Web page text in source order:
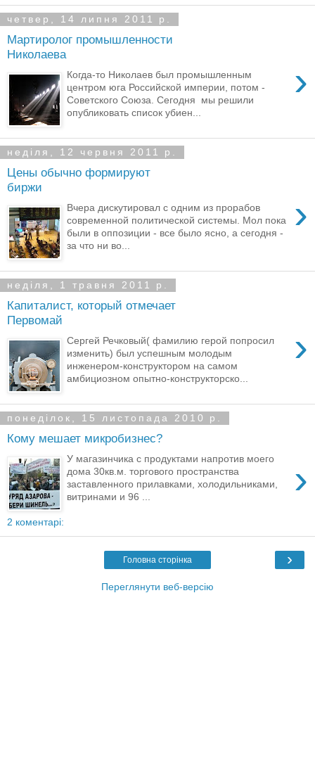
четвер, 14 липня 2011 р.
Мартиролог промышленности
Николаева
›
Когда-то Николаев был промышленным
центром юга Российской империи, потом -
Советского Союза. Сегодня мы решили
опубликовать список убиен...
неділя, 12 червня 2011 р.
Цены обычно формируют
биржи
›
Вчера дискутировал с одним из прорабов
современной политической системы. Мол пока
были в оппозиции - все было ясно, а сегодня -
за что ни во...
неділя, 1 травня 2011 р.
Капиталист, который отмечает
Первомай
›
Сергей Речковый( фамилию герой попросил
изменить) был успешным молодым
инженером-конструктором на самом
амбициозном опытно-конструкторско...
понеділок, 15 листопада 2010 р.
Кому мешает микробизнес?
›
У магазинчика с продуктами напротив моего
дома 30кв.м. торгового пространства
заставленного прилавками, холодильниками,
витринами и 96 ...
2 коментарі:
›
Головна сторінка
Переглянути веб-версію